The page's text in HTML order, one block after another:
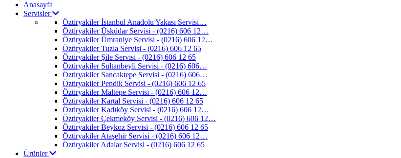
Anasayfa
Servisler
Öztiryakiler İstanbul Anadolu Yakası Servisi…
Öztiryakiler Üsküdar Servisi - (0216) 606 12…
Öztiryakiler Ümraniye Servisi - (0216) 606 12…
Öztiryakiler Tuzla Servisi - (0216) 606 12 65
Öztiryakiler Şile Servisi - (0216) 606 12 65
Öztiryakiler Sultanbeyli Servisi - (0216) 606…
Öztiryakiler Sancaktepe Servisi - (0216) 606…
Öztiryakiler Pendik Servisi - (0216) 606 12 65
Öztiryakiler Maltepe Servisi - (0216) 606 12…
Öztiryakiler Kartal Servisi - (0216) 606 12 65
Öztiryakiler Kadıköy Servisi - (0216) 606 12…
Öztiryakiler Çekmeköy Servisi - (0216) 606 12…
Öztiryakiler Beykoz Servisi - (0216) 606 12 65
Öztiryakiler Ataşehir Servisi - (0216) 606 12…
Öztiryakiler Adalar Servisi - (0216) 606 12 65
Ürünler